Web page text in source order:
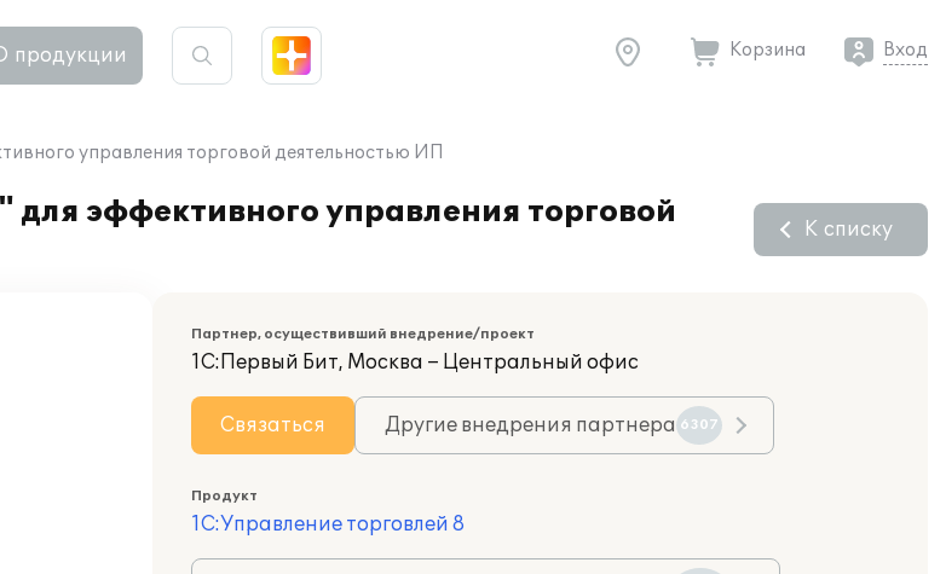
продукции Корзина Вход
управления торговой деятельностью ИП
эффективного управления торговой
К списку
Партнер, осуществивший внедрение/проект
1С:Первый Бит, Москва – Центральный офис
Связаться Другие внедрения партнера 6307
Продукт
1С:Управление торговлей 8